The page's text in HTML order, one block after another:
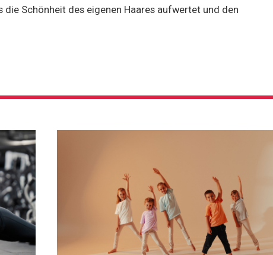
Schönheit des eigenen Haares aufwertet und den